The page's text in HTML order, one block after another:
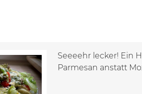
Seeeehr lecker! Ein
Parmesan anstatt